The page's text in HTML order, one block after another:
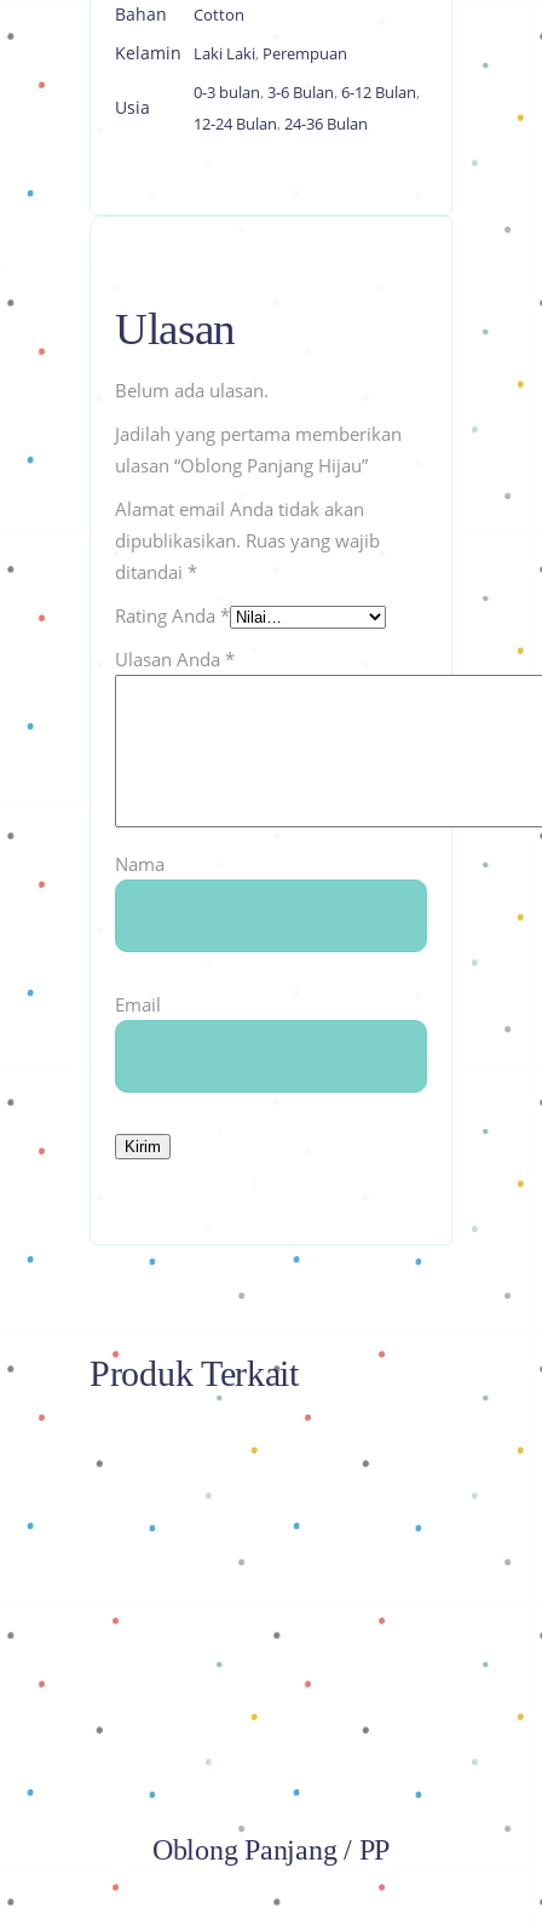
Bahan Cotton
Kelamin Laki Laki, Perempuan
Usia
0-3 bulan, 3-6 Bulan, 6-12 Bulan,
12-24 Bulan, 24-36 Bulan
Ulasan
Belum ada ulasan.
Jadilah yang pertama memberikan
ulasan “Oblong Panjang Hijau”
Alamat email Anda tidak akan
dipublikasikan. Ruas yang wajib
ditandai *
Rating Anda *
Ulasan Anda *
Nama
Email
Produk Terkait
Oblong Panjang / PP